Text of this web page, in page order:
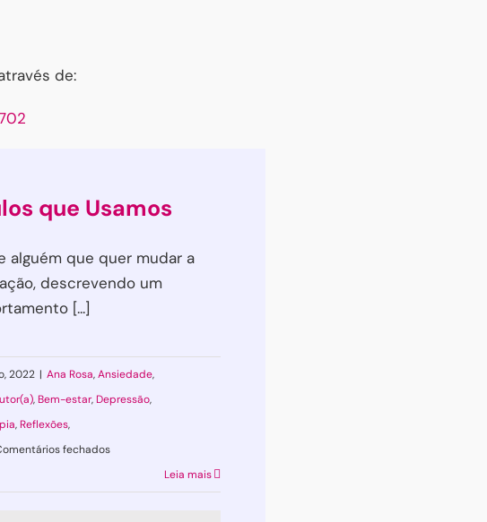
de:
que Usamos
alguém que quer mudar a
descrevendo um
[...]
2022 | Ana Rosa,Ansiedade,
, Bem-estar, Depressão,
, Reflexões,
fechadosem
Leia mais